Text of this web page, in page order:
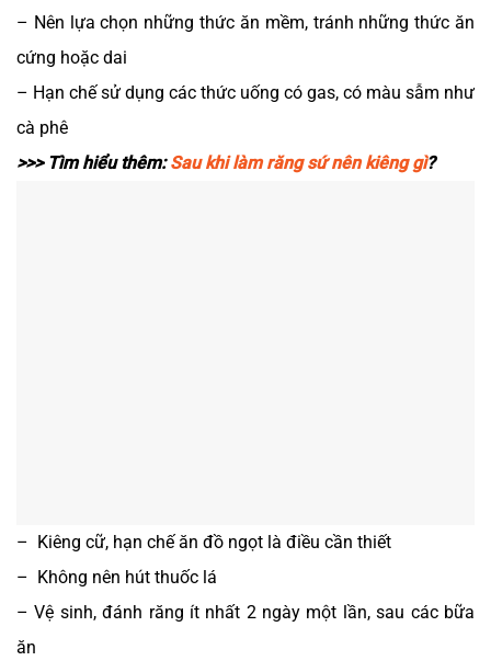
– Nên lựa chọn những thức ăn mềm, tránh những thức ăn
cứng hoặc dai
– Hạn chế sử dụng các thức uống có gas, có màu sẫm như
cà phê
>>> Tìm hiểu thêm:Sau khi làm răng sứ nên kiêng gì?
– Kiêng cữ, hạn chế ăn đồ ngọt là điều cần thiết
– Không nên hút thuốc lá
– Vệ sinh, đánh răng ít nhất 2 ngày một lần, sau các bữa
ăn